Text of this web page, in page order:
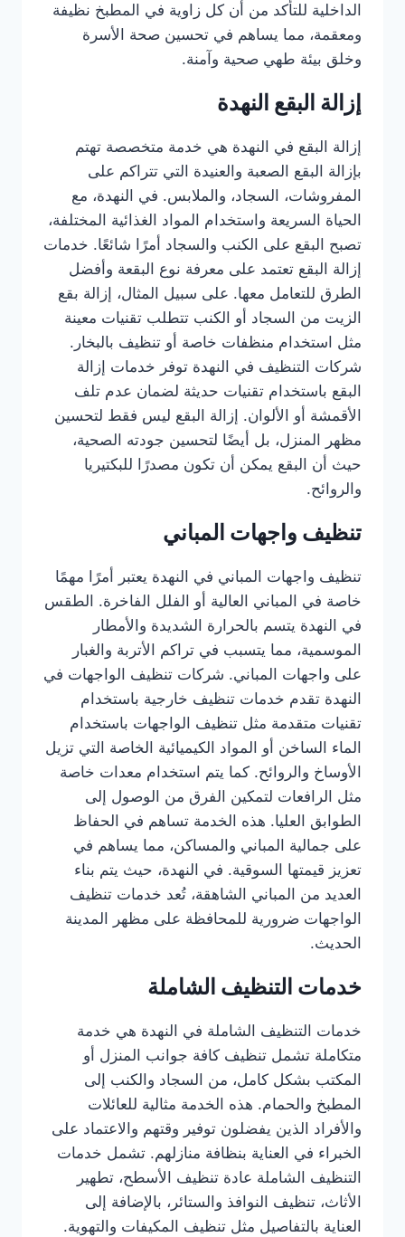
الداخلية للتأكد من أن كل زاوية في المطبخ نظيفة
ومعقمة، مما يساهم في تحسين صحة الأسرة
وخلق بيئة طهي صحية وآمنة.
إزالة البقع النهدة
إزالة البقع في النهدة هي خدمة متخصصة تهتم
بإزالة البقع الصعبة والعنيدة التي تتراكم على
المفروشات، السجاد، والملابس. في النهدة، مع
الحياة السريعة واستخدام المواد الغذائية المختلفة،
تصبح البقع على الكنب والسجاد أمرًا شائعًا. خدمات
إزالة البقع تعتمد على معرفة نوع البقعة وأفضل
الطرق للتعامل معها. على سبيل المثال، إزالة بقع
الزيت من السجاد أو الكنب تتطلب تقنيات معينة
مثل استخدام منظفات خاصة أو تنظيف بالبخار.
شركات التنظيف في النهدة توفر خدمات إزالة
البقع باستخدام تقنيات حديثة لضمان عدم تلف
الأقمشة أو الألوان. إزالة البقع ليس فقط لتحسين
مظهر المنزل، بل أيضًا لتحسين جودته الصحية،
حيث أن البقع يمكن أن تكون مصدرًا للبكتيريا
والروائح.
تنظيف واجهات المباني
تنظيف واجهات المباني في النهدة يعتبر أمرًا مهمًا
خاصة في المباني العالية أو الفلل الفاخرة. الطقس
في النهدة يتسم بالحرارة الشديدة والأمطار
الموسمية، مما يتسبب في تراكم الأتربة والغبار
على واجهات المباني. شركات تنظيف الواجهات في
النهدة تقدم خدمات تنظيف خارجية باستخدام
تقنيات متقدمة مثل تنظيف الواجهات باستخدام
الماء الساخن أو المواد الكيميائية الخاصة التي تزيل
الأوساخ والروائح. كما يتم استخدام معدات خاصة
مثل الرافعات لتمكين الفرق من الوصول إلى
الطوابق العليا. هذه الخدمة تساهم في الحفاظ
على جمالية المباني والمساكن، مما يساهم في
تعزيز قيمتها السوقية. في النهدة، حيث يتم بناء
العديد من المباني الشاهقة، تُعد خدمات تنظيف
الواجهات ضرورية للمحافظة على مظهر المدينة
الحديث.
خدمات التنظيف الشاملة
خدمات التنظيف الشاملة في النهدة هي خدمة
متكاملة تشمل تنظيف كافة جوانب المنزل أو
المكتب بشكل كامل، من السجاد والكنب إلى
المطبخ والحمام. هذه الخدمة مثالية للعائلات
والأفراد الذين يفضلون توفير وقتهم والاعتماد على
الخبراء في العناية بنظافة منازلهم. تشمل خدمات
التنظيف الشاملة عادة تنظيف الأسطح، تطهير
الأثاث، تنظيف النوافذ والستائر، بالإضافة إلى
العناية بالتفاصيل مثل تنظيف المكيفات والتهوية.